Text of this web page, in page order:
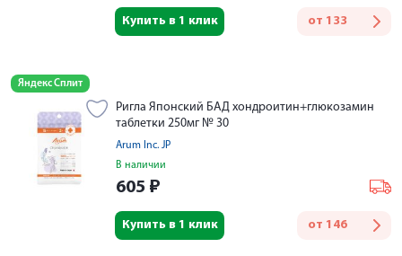
от 133
Купить в 1 клик
Яндекс Сплит
Ригла Японский БАД хондроитин+глюкозамин
таблетки 250мг № 30
Arum Inc. JP
В наличии
605 ₽
от 146
Купить в 1 клик